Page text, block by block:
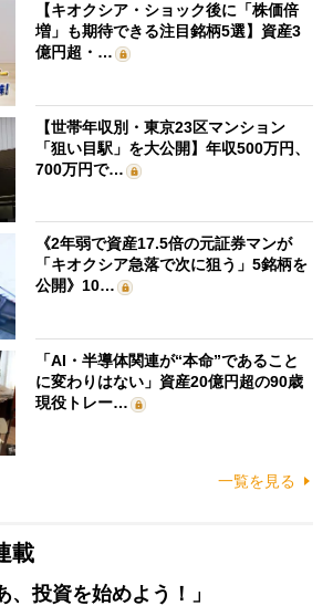
【キオクシア・ショック後に「株価倍
増」も期待できる注目銘柄5選】資産3
億円超・…
【世帯年収別・東京23区マンション
「狙い目駅」を大公開】年収500万円、
700万円で…
《2年弱で資産17.5倍の元証券マンが
「キオクシア急落で次に狙う」5銘柄を
公開》10…
「AI・半導体関連が“本命”であること
に変わりはない」資産20億円超の90歳
現役トレー…
一覧を見る
載
、投資を始めよう！」